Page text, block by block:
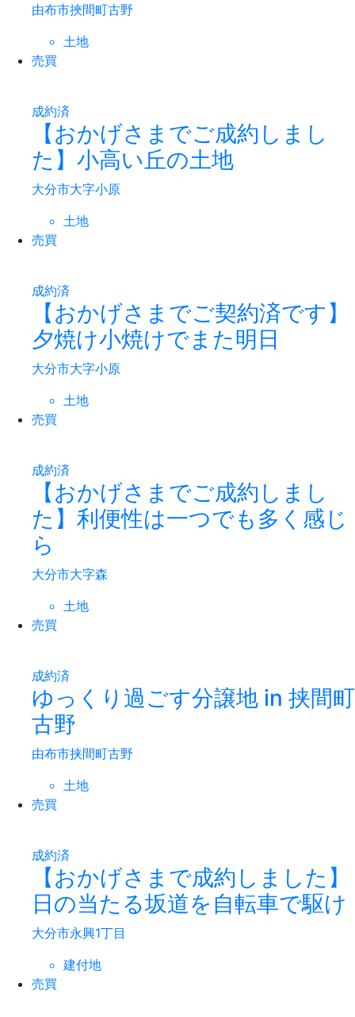
由布市挾間町古野
土地
売買
成約済
【おかげさまでご成約しまし
た】小高い丘の土地
大分市大字小原
土地
売買
成約済
【おかげさまでご契約済です】
夕焼け小焼けでまた明日
大分市大字小原
土地
売買
成約済
【おかげさまでご成約しまし
た】利便性は一つでも多く感じ
ら
大分市大字森
土地
売買
成約済
ゆっくり過ごす分譲地 in 挟間町
古野
由布市挟間町古野
土地
売買
成約済
【おかげさまで成約しました】
日の当たる坂道を自転車で駆け
大分市永興1丁目
建付地
売買